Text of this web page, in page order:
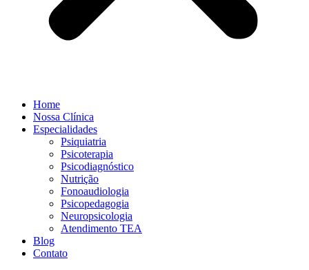
Home
Nossa Clínica
Especialidades
Psiquiatria
Psicoterapia
Psicodiagnóstico
Nutrição
Fonoaudiologia
Psicopedagogia
Neuropsicologia
Atendimento TEA
Blog
Contato